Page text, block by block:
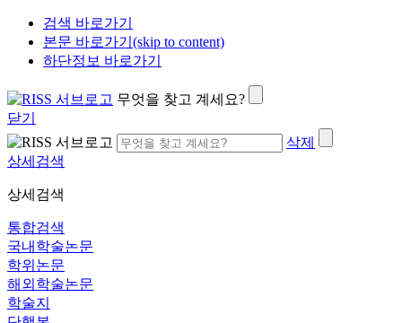
검색 바로가기
본문 바로가기(skip to content)
하단정보 바로가기
무엇을 찾고 계세요?
닫기
삭제
상세검색
상세검색
통합검색
국내학술논문
학위논문
해외학술논문
학술지